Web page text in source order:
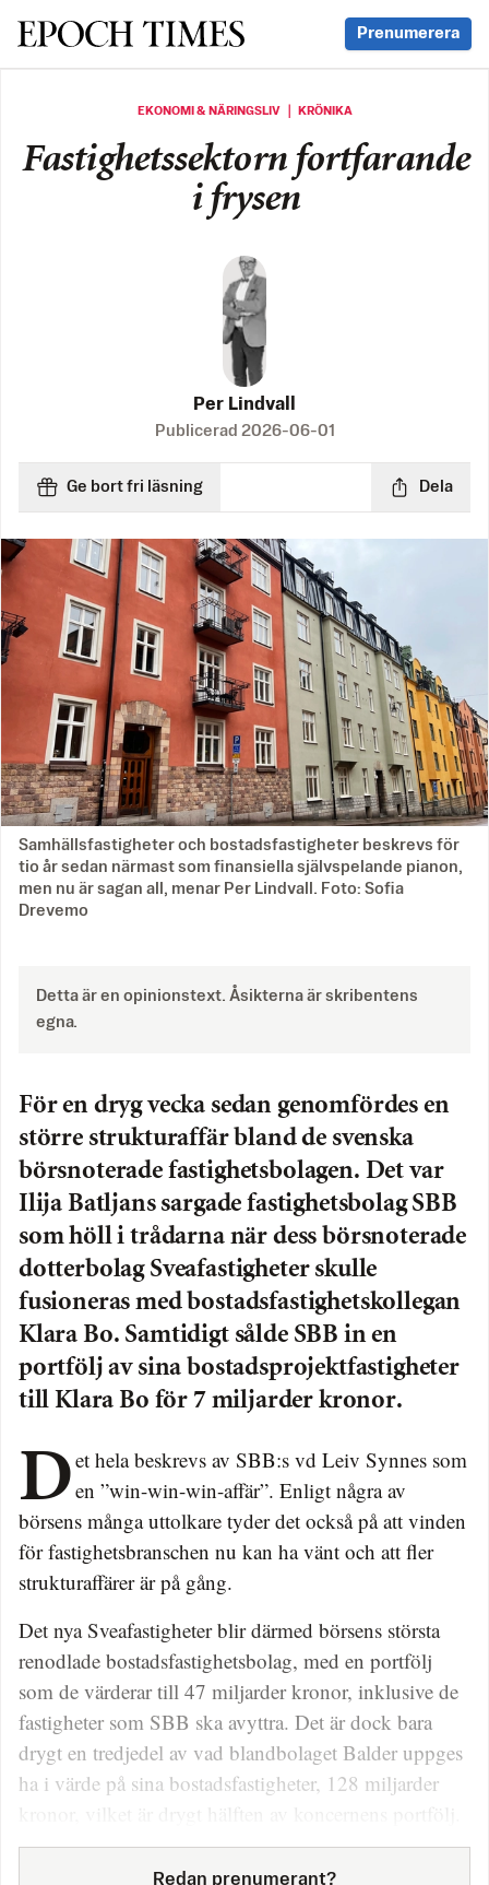
Svenska Epoch Times Prenumerera
EKONOMI & NÄRINGSLIV ｜ KRÖNIKA
Fastighetssektorn fortfarande
i frysen
Per Lindvall
Publicerad 2026-06-01
Ge bort fri läsning Dela
Samhällsfastigheter och bostadsfastigheter beskrevs för
tio år sedan närmast som finansiella självspelande pianon,
men nu är sagan all, menar Per Lindvall. Foto: Sofia
Drevemo
Detta är en opinionstext. Åsikterna är skribentens
egna.
För en dryg vecka sedan genomfördes en
större strukturaffär bland de svenska
börsnoterade fastighetsbolagen. Det var
Ilija Batljans sargade fastighetsbolag SBB
som höll i trådarna när dess börsnoterade
dotterbolag Sveafastigheter skulle
fusioneras med bostadsfastighetskollegan
Klara Bo. Samtidigt sålde SBB in en
portfölj av sina bostadsprojektfastigheter
till Klara Bo för 7 miljarder kronor.
Det hela beskrevs av SBB:s vd Leiv Synnes somen ”win-win-win-affär”. Enligt några av
börsens många uttolkare tyder det också på att vinden
för fastighetsbranschen nu kan ha vänt och att fler
strukturaffärer är på gång.
Det nya Sveafastigheter blir därmed börsens största
renodlade bostadsfastighetsbolag, med en portfölj
som de värderar till 47 miljarder kronor, inklusive de
fastigheter som SBB ska avyttra. Det är dock bara
drygt en tredjedel av vad blandbolaget Balder uppges
ha i värde på sina bostadsfastigheter, 128 miljarder
kronor, vilket är drygt hälften av koncernens portfölj.
Redan prenumerant?